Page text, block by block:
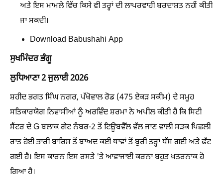
ਅਤੇ ਇਸ ਮਾਮਲੇ ਵਿੱਚ ਕਿਸੇ ਵੀ ਤਰ੍ਹਾਂ ਦੀ ਲਾਪਰਵਾਹੀ ਬਰਦਾਸ਼ਤ ਨਹੀਂ ਕੀਤੀ
ਜਾ ਸਕਦੀ।
Download Babushahi App
ਸੁਖਮਿੰਦਰ ਭੰਗੂ
ਲੁਧਿਆਣਾ 2 ਜੁਲਾਈ 2026
ਸ਼ਹੀਦ ਭਗਤ ਸਿੰਘ ਨਗਰ, ਪੱਖੋਵਾਲ ਰੋਡ (475 ਏਕੜ ਸਕੀਮ) ਦੇ ਸਮੂਹ
ਸਤਿਕਾਰਯੋਗ ਨਿਵਾਸੀਆਂ ਨੂੰ ਅਰਵਿੰਦ ਸ਼ਰਮਾ ਨੇ ਅਪੀਲ ਕੀਤੀ ਹੈ ਕਿ ਸਿਟੀ
ਸੈਂਟਰ ਦੇ G ਬਲਾਕ ਗੇਟ ਨੰਬਰ-2 ਤੋਂ ਟਿਊਬਵੈੱਲ ਵੱਲ ਜਾਣ ਵਾਲੀ ਸੜਕ ਪਿਛਲੀ
ਰਾਤ ਹੋਈ ਭਾਰੀ ਬਾਰਿਸ਼ ਤੋਂ ਬਾਅਦ ਕਈ ਥਾਵਾਂ ਤੋਂ ਬੁਰੀ ਤਰ੍ਹਾਂ ਧੱਸ ਗਈ ਅਤੇ ਫੱਟ
ਗਈ ਹੈ। ਇਸ ਕਾਰਨ ਇਸ ਰਸਤੇ 'ਤੇ ਆਵਾਜਾਈ ਕਰਨਾ ਬਹੁਤ ਖ਼ਤਰਨਾਕ ਹੋ
ਗਿਆ ਹੈ।